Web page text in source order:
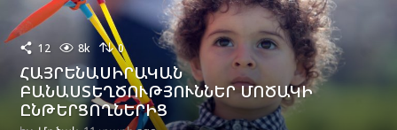
12 8k 0
ՀԱՅՐԵՆԱՍԻՐԱԿԱՆ
ԲԱՆԱՍՏԵՂԾՈՒԹՅՈՒՆՆԵՐ ՄՈԾԱԿԻ
ԸՆԹԵՐՑՈՂՆԵՐԻՑ